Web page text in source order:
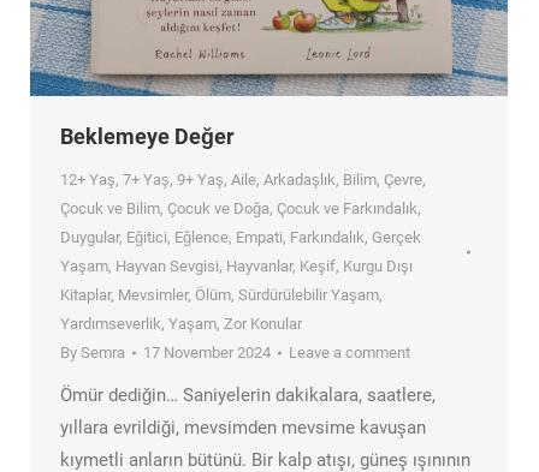
Beklemeye Değer
12+ Yaş, 7+ Yaş, 9+ Yaş, Aile, Arkadaşlık, Bilim, Çevre,
Çocuk ve Bilim, Çocuk ve Doğa, Çocuk ve Farkındalık,
Duygular, Eğitici, Eğlence, Empati, Farkındalık, Gerçek
Yaşam, Hayvan Sevgisi, Hayvanlar, Keşif, Kurgu Dışı
Kitaplar, Mevsimler, Ölüm, Sürdürülebilir Yaşam,
Yardımseverlik, Yaşam, Zor Konular
By Semra 17 November 2024 Leave a comment
Ömür dediğin… Saniyelerin dakikalara, saatlere,
yıllara evrildiği, mevsimden mevsime kavuşan
kıymetli anların bütünü. Bir kalp atışı, güneş ışınının